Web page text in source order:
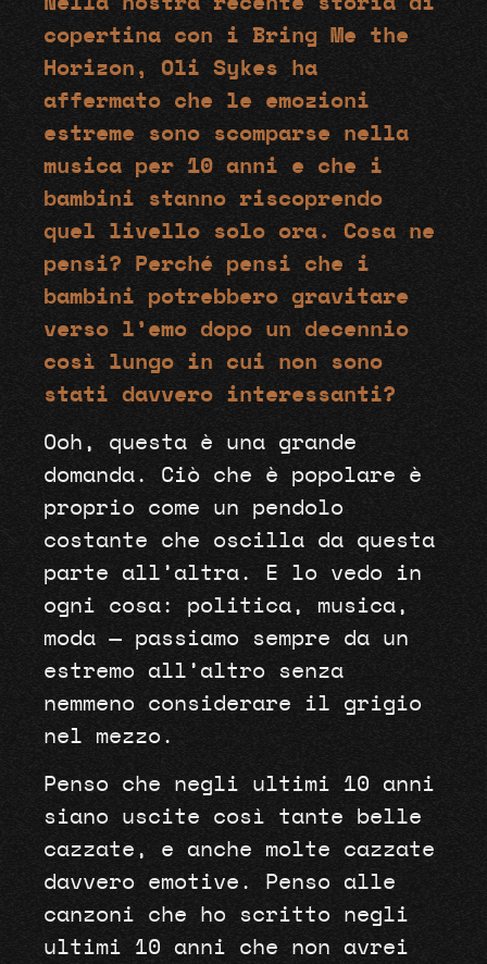
copertina con i Bring Me the
Horizon, Oli Sykes ha
affermato che le emozioni
estreme sono scomparse nella
musica per 10 anni e che i
bambini stanno riscoprendo
quel livello solo ora. Cosa ne
pensi? Perché pensi che i
bambini potrebbero gravitare
verso l’emo dopo un decennio
così lungo in cui non sono
stati davvero interessanti?
Ooh, questa è una grande
domanda. Ciò che è popolare è
proprio come un pendolo
costante che oscilla da questa
parte all’altra. E lo vedo in
ogni cosa: politica, musica,
moda — passiamo sempre da un
estremo all’altro senza
nemmeno considerare il grigio
nel mezzo.
Penso che negli ultimi 10 anni
siano uscite così tante belle
cazzate, e anche molte cazzate
davvero emotive. Penso alle
canzoni che ho scritto negli
ultimi 10 anni che non avrei